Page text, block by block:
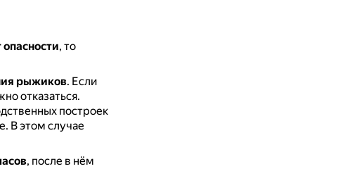
, то
рыжиков. Если
отказаться.
построек
В этом случае
, после в нём